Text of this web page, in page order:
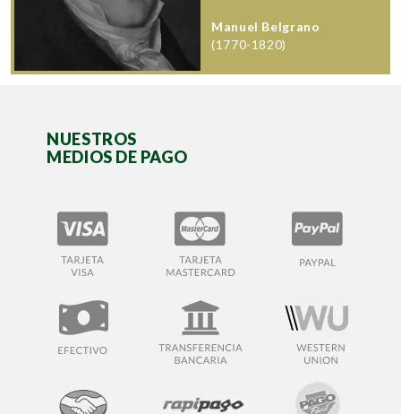
Manuel Belgrano
(1770-1820)
NUESTROS
MEDIOS DE PAGO